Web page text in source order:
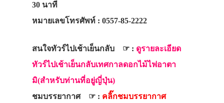
30 นาที
หมายเลขโทรศัพท์ : 0557-85-2222
สนใจทัวร์ไปเช้าเย็นกลับ ☞ : ดูรายละเอียด
ทัวร์ไปเช้าเย็นกลับเทศกาลดอกไม้ไฟอาตา
มิ(สำหรับท่านที่อยู่ญี่ปุ่น)
ชมบรรยากาศ ☞ : คลิ๊กชมบรรยากาศ